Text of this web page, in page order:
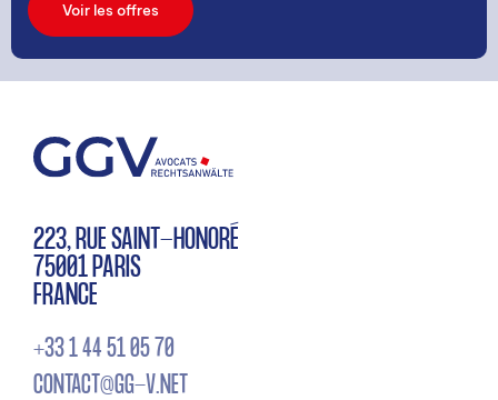
Voir les offres
223, RUE SAINT-HONORÉ
75001 PARIS
FRANCE
+33 1 44 51 05 70
CONTACT@GG-V.NET